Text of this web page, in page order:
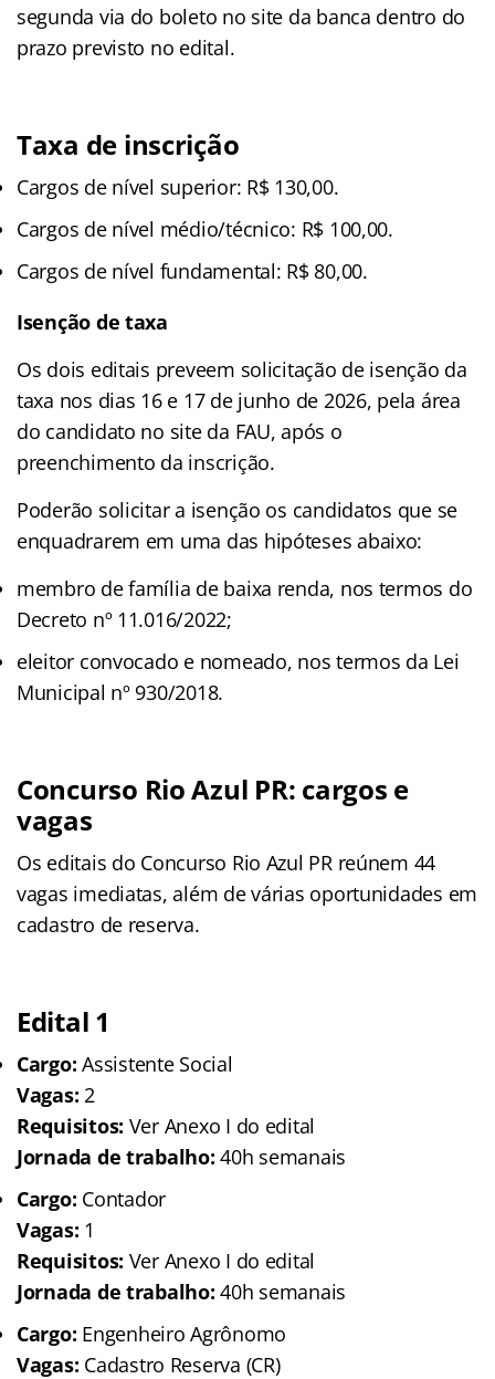
segunda via do boleto no site da banca dentro do
prazo previsto no edital.
Taxa de inscrição
Cargos de nível superior: R$ 130,00.
Cargos de nível médio/técnico: R$ 100,00.
Cargos de nível fundamental: R$ 80,00.
Isenção de taxa
Os dois editais preveem solicitação de isenção da
taxa nos dias 16 e 17 de junho de 2026, pela área
do candidato no site da FAU, após o
preenchimento da inscrição.
Poderão solicitar a isenção os candidatos que se
enquadrarem em uma das hipóteses abaixo:
membro de família de baixa renda, nos termos do
Decreto nº 11.016/2022;
eleitor convocado e nomeado, nos termos da Lei
Municipal nº 930/2018.
Concurso Rio Azul PR: cargos e
vagas
Os editais do Concurso Rio Azul PR reúnem 44
vagas imediatas, além de várias oportunidades em
cadastro de reserva.
Edital 1
Cargo: Assistente Social
Vagas: 2
Requisitos: Ver Anexo I do edital
Jornada de trabalho: 40h semanais
Cargo: Contador
Vagas: 1
Requisitos: Ver Anexo I do edital
Jornada de trabalho: 40h semanais
Cargo: Engenheiro Agrônomo
Vagas: Cadastro Reserva (CR)